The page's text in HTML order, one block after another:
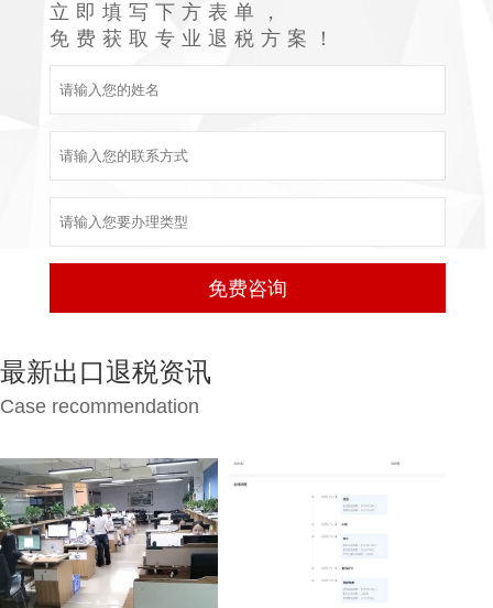
立即填写下方表单，
免费获取专业退税方案！
最新出口退税资讯
Case recommendation